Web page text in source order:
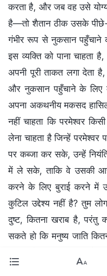
करता है, और जब वह उसे
है—तो शैतान ठीक उसके
गंभीर रूप से नुकसान पहुँचाने
इस व्यक्ति को पाना चाहता
अपनी पूरी ताकत लगा देता
और नुकसान पहुँचाने के लिए
अपना अकथनीय मकसद
नहीं चाहता कि परमेश्वर
लेना चाहता है जिन्हें परमेश्वर
पर कब्जा कर सके, उन्हें
में ले सके, ताकि वे उसकी
करने के लिए बुराई करने में
कुटिल उद्देश्य नहीं है? तुम
दुष्ट, कितना खराब है,
सकते हो कि मनुष्य जाति
से देखा है कि शैतान कितना